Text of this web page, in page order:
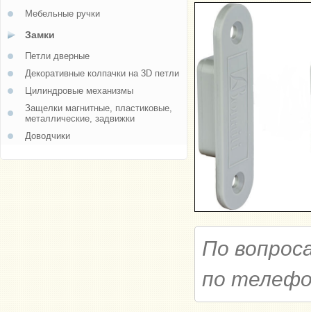
По
по
Мебельные ручки
Замки
Петли дверные
Декоративные колпачки на 3D петли
Цилиндровые механизмы
Защелки магнитные, пластиковые,
металлические, задвижки
Доводчики